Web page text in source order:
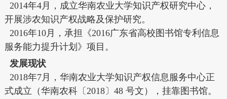
2014年4月，成立华南农业大学知识产权研究中心，
开展涉农知识产权战略及保护研究。
2016年10月，承担《2016广东省高校图书馆专利信息
服务能力提升计划》项目。
发展现状
2018年7月，华南农业大学知识产权信息服务中心正
式成立（华南农科〔2018〕48 号文），挂靠图书馆。